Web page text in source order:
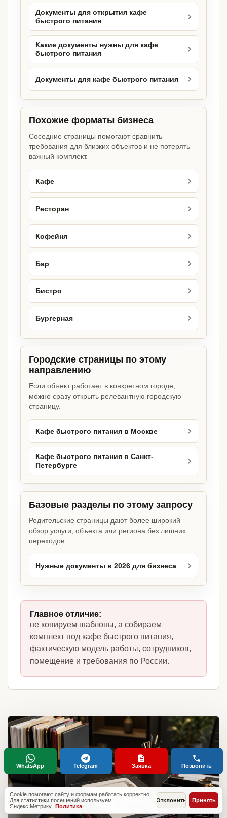
Документы для открытия кафе
быстрого питания
Какие документы нужны для кафе
быстрого питания
Документы для кафе быстрого питания
Похожие форматы бизнеса
Соседние страницы помогают сравнить
требования для близких объектов и не потерять
важный комплект.
Кафе
Ресторан
Кофейня
Бар
Бистро
Бургерная
Городские страницы по этому
направлению
Если объект работает в конкретном городе,
можно сразу открыть релевантную городскую
страницу.
Кафе быстрого питания в Москве
Кафе быстрого питания в Санкт-
Петербурге
Базовые разделы по этому запросу
Родительские страницы дают более широкий
обзор услуги, объекта или региона без лишних
переходов.
Нужные документы в 2026 для бизнеса
Главное отличие:
не копируем шаблоны, а собираем
комплект под кафе быстрого питания,
фактическую модель работы, сотрудников,
помещение и требования по России.
Cookie помогают сайту и формам работать корректно.
Для статистики посещений используем
Яндекс.Метрику. Политика
Отклонить Принять
WhatsApp Telegram Заявка Позвонить